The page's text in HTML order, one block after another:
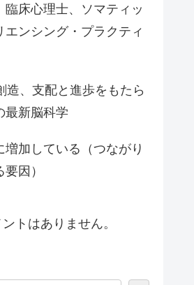
臨床心理士、ソマティッ
エンシング・プラクティ
造、支配と進歩をもたら
最新脳科学
増加している（つながり
因）
トはありません。